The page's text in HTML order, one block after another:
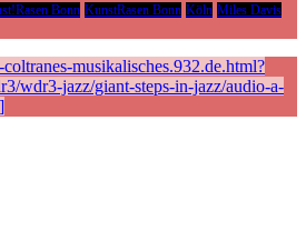
Bonn KunstRasen Bonn Köln Miles Davis
musikalisches.932.de.html?
wdr3-jazz/giant-steps-in-jazz/audio-a-